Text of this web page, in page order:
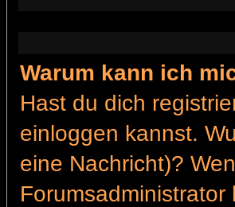
Warum kann ich
Hast du dich
einloggen kannst.
eine Nachricht)?